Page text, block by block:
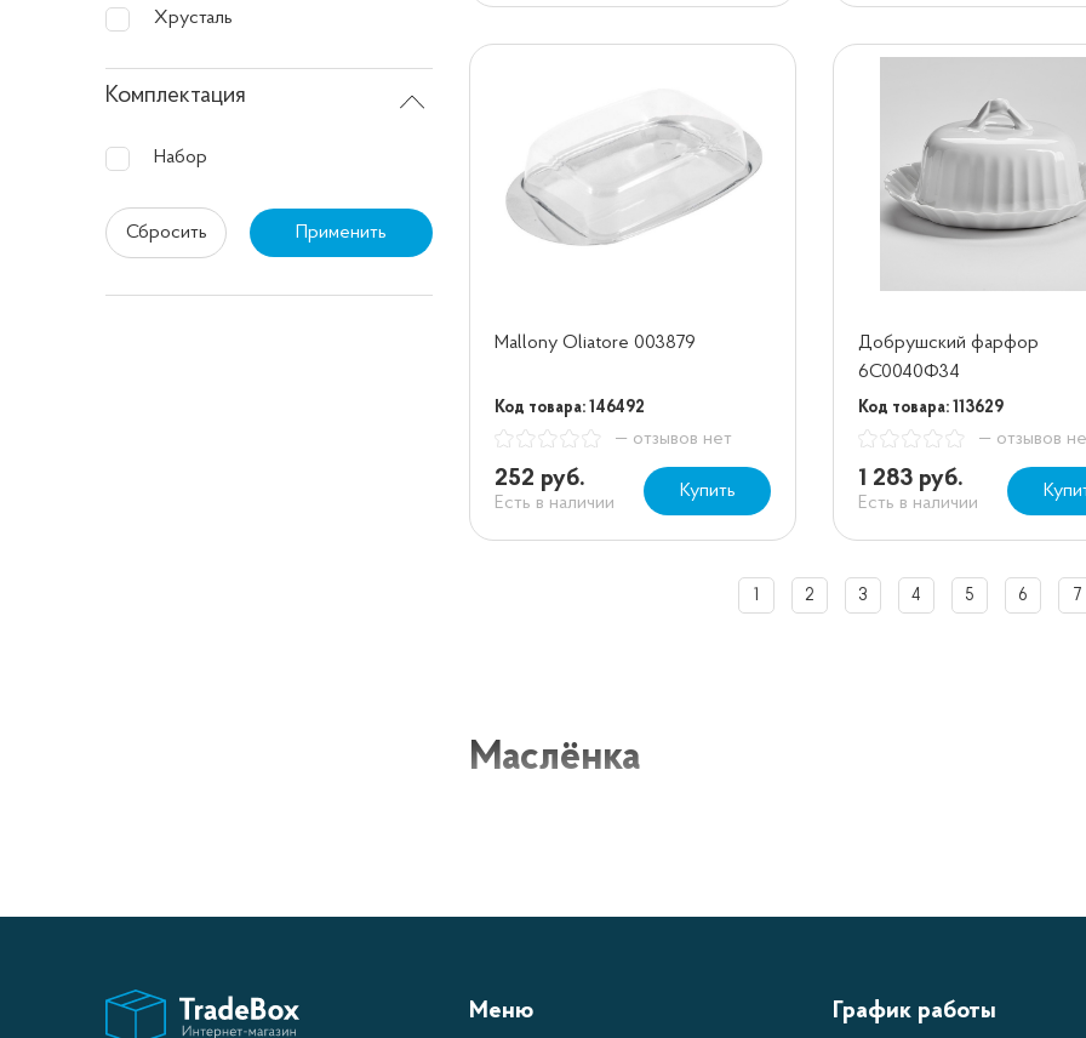
Хрусталь
Комплектация
Набор
Сбросить Применить
Mallony Oliatore 003879
Код товара: 146492
— отзывов нет
252 руб.
Есть в наличии
Купить
Добрушский фарфор
6С0040Ф34
Код товара: 113629
— отзывов
1 283 руб.
Есть в наличии
2 3 4 5 6 7
Маслёнка
Меню График работы